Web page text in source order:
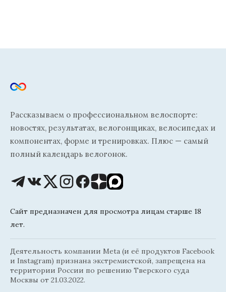
Рассказываем о профессиональном велоспорте:
новостях, результатах, велогонщиках, велосипедах и
компонентах, форме и тренировках. Плюс — самый
полный календарь велогонок.
Сайт предназначен для просмотра лицам старше 18
лет.
Деятельность компании Meta (и её продуктов Facebook
и Instagram) признана экстремистской, запрещена на
территории России по решению Тверского суда
Москвы от 21.03.2022.